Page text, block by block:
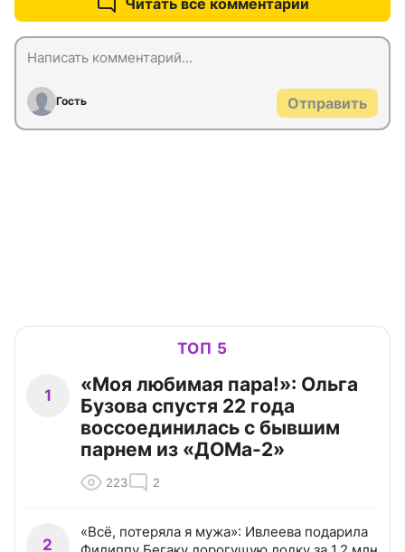
Читать все комментарии
Гость Отправить
ТОП 5
1
«Моя любимая пара!»: Ольга
Бузова спустя 22 года
воссоединилась с бывшим
парнем из «ДОМа-2»
223 2
2
«Всё, потеряла я мужа»: Ивлеева подарила